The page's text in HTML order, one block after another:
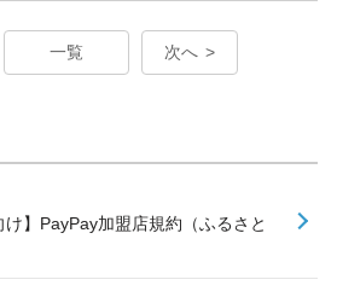
一覧 次へ
け】PayPay加盟店規約（ふるさと